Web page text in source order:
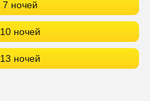
7 ночей
10 ночей
13 ночей